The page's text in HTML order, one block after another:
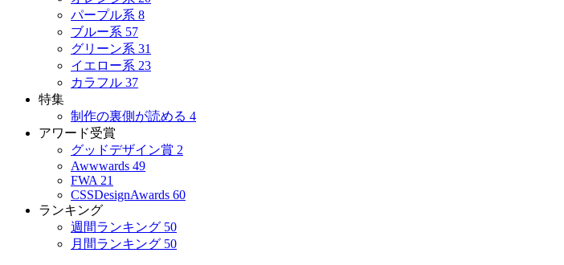
パープル系 8
ブルー系 57
グリーン系 31
イエロー系 23
カラフル 37
特集
制作の裏側が読める 4
アワード受賞
グッドデザイン賞 2
Awwwards 49
FWA 21
CSSDesignAwards 60
ランキング
週間ランキング 50
月間ランキング 50